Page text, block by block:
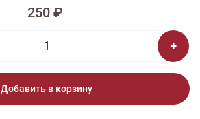
250 ₽
Добавить в корзину